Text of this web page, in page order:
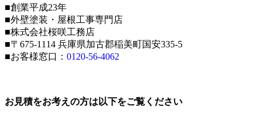
■創業平成23年
■外壁塗装・屋根工事専門店
■株式会社桜咲工務店
■〒675-1114 兵庫県加古郡稲美町国安335-5
■お客様窓口： 0120-56-4062
お見積をお考えの方は以下をご覧ください